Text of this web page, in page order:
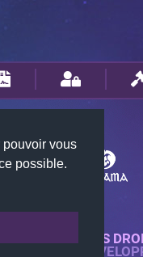
vous
possible.
TOUS